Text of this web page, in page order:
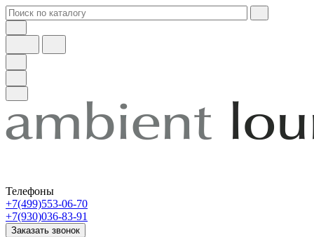
Телефоны
+7(499)553-06-70
+7(930)036-83-91
Заказать звонок